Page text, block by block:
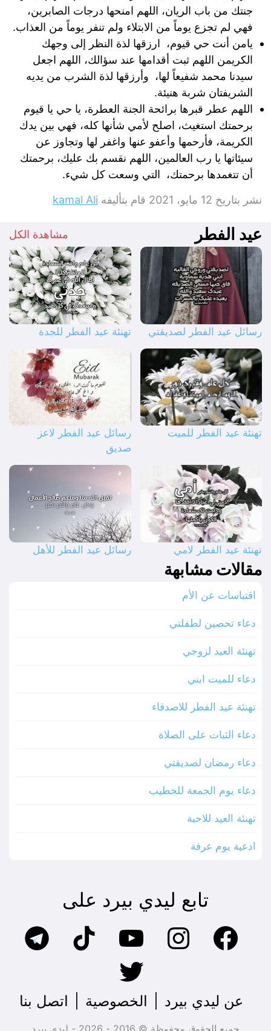
جنتك من باب الريان، اللهم امنحها درجات الصابرين،
فهي لم تجزع يوماً من الابتلاء ولم تنفر يوماً من العذاب.
يامن أنت حي قيوم، ارزقها لذة النظر إلى وجهك
الكريمن اللهم ثبت أقدامها عند سؤالك، اللهم اجعل
سيدنا محمد شفيعاً لها، وأرزقها لذة الشرب من يديه
الشريفتان شربة هنيئة.
اللهم عطر قبرها برائحة الجنة العطرة، يا حي يا قيوم
برحمتك استغيث، اصلح لأمي شأنها كله، فهي بين يدك
الكريمة، فأرحمها وأعفو عنها واغفر لها وتجاوز عن
سيئاتها يا رب العالمين، اللهم نقسم بك عليك، برحمتك
أن تتغمدها برحمتك، التي وسعت كل شيء.
نشر بتاريخ 12 مايو، 2021 قام بتأليفه kamal Ali
عيد الفطر مشاهدة الكل
رسائل عيد الفطر لصديقتي تهنئة عيد الفطر للجدة
تهنئة عيد الفطر للميت
رسائل عيد الفطر لاعز
صديق
تهنئة عيد الفطر لامي رسائل عيد الفطر للأهل
مقالات مشابهة
اقتباسات عن الأم
دعاء تحصين لطفلتي
تهنئة العيد لزوجي
دعاء للميت ابني
تهنئة عيد الفطر للاصدقاء
دعاء الثبات على الصلاة
دعاء رمضان لصديقتي
دعاء يوم الجمعة للخطيب
تهنئة العيد للاحبة
ادعية يوم عرفة
تابع ليدي بيرد على
عن ليدي بيرد الخصوصية اتصل بنا